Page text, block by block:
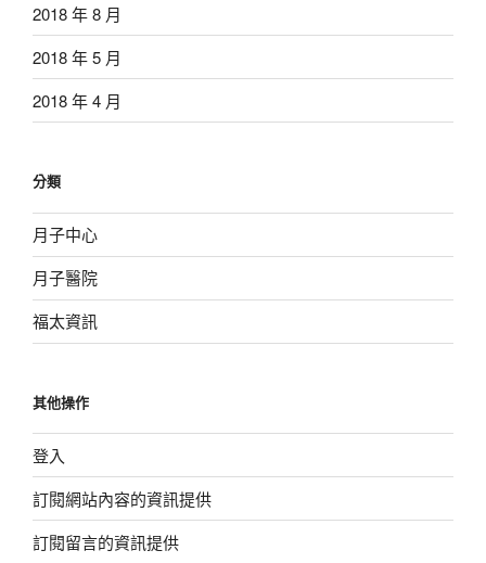
2018 年 8 月
2018 年 5 月
2018 年 4 月
分類
月子中心
月子醫院
福太資訊
其他操作
登入
訂閱網站內容的資訊提供
訂閱留言的資訊提供